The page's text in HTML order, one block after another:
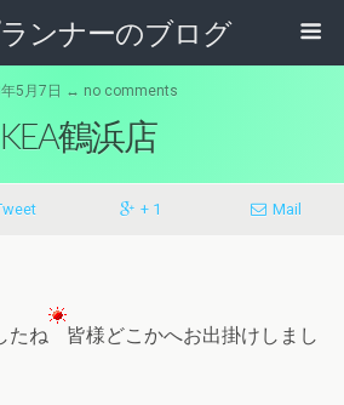
ンナーのブログ
5月7日 ↔ no comments
鶴浜店
+ 1 Mail
たね
皆様どこかへお出掛けしまし